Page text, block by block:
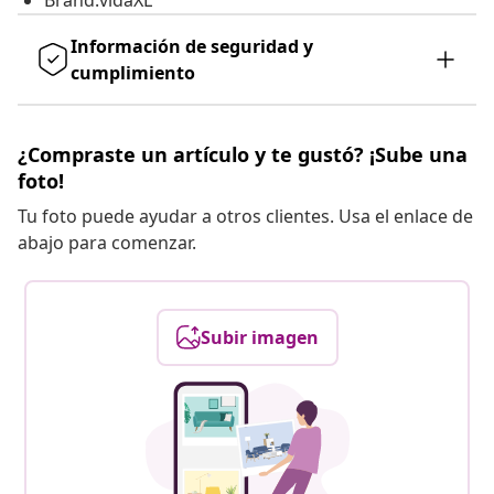
Información de seguridad y
cumplimiento
¿Compraste un artículo y te gustó? ¡Sube una
foto!
Tu foto puede ayudar a otros clientes. Usa el enlace de
abajo para comenzar.
Subir imagen